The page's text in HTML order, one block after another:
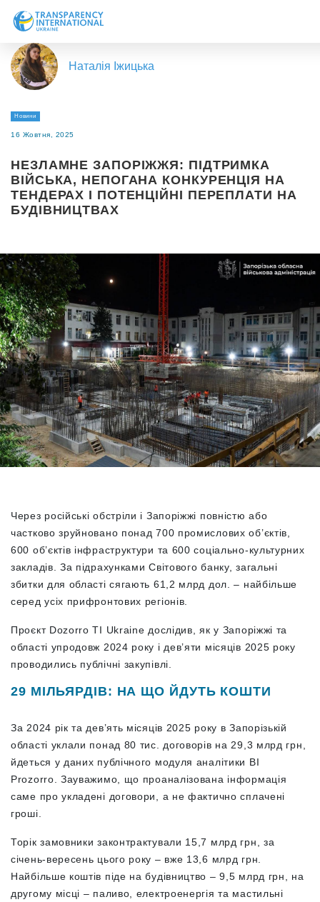
Про нас
Новини
Напрями роботи
Долучитися
Наталія Іжицька
Новини
16 Жовтня, 2025
НЕЗЛАМНЕ ЗАПОРІЖЖЯ: ПІДТРИМКА
ВІЙСЬКА, НЕПОГАНА КОНКУРЕНЦІЯ НА
ТЕНДЕРАХ І ПОТЕНЦІЙНІ ПЕРЕПЛАТИ НА
БУДІВНИЦТВАХ
Через російські обстріли і Запоріжжі повністю або
частково зруйновано понад 700 промислових об’єктів,
600 об’єктів інфраструктури та 600 соціально-культурних
закладів. За підрахунками Світового банку, загальні
збитки для області сягають 61,2 млрд дол. – найбільше
серед усіх прифронтових регіонів.
Проєкт Dozorro TI Ukraine дослідив, як у Запоріжжі та
області упродовж 2024 року і дев’яти місяців 2025 року
проводились публічні закупівлі.
29 МІЛЬЯРДІВ: НА ЩО ЙДУТЬ КОШТИ
За 2024 рік та дев’ять місяців 2025 року в Запорізькій
області уклали понад 80 тис. договорів на 29,3 млрд грн,
йдеться у даних публічного модуля аналітики BI
Prozorro. Зауважимо, що проаналізована інформація
саме про укладені договори, а не фактично сплачені
гроші.
Торік замовники законтрактували 15,7 млрд грн, за
січень-вересень цього року – вже 13,6 млрд грн.
Найбільше коштів піде на будівництво – 9,5 млрд грн, на
другому місці – паливо, електроенергія та мастильні